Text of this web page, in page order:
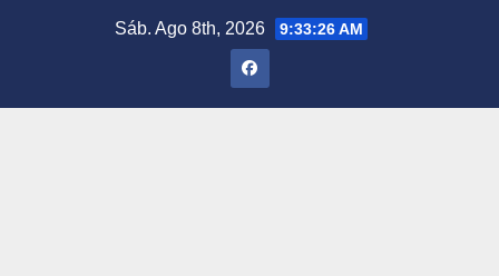
Sáb. Ago 8th, 2026 9:33:27 AM